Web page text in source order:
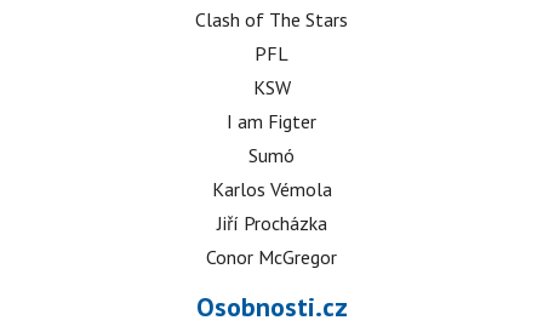
Clash of The Stars
PFL
KSW
I am Figter
Sumó
Karlos Vémola
Jiří Procházka
Conor McGregor
Osobnosti.cz